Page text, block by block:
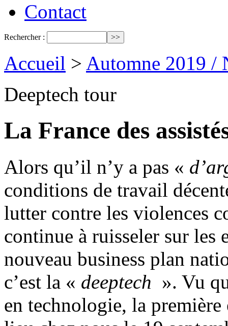
Contact
Rechercher :
Accueil > Automne 2019 /
Deeptech tour
La France des
Alors qu’il n’y a pas «
conditions de travail
lutter contre les violences
continue à ruisseler sur les
nouveau business plan
c’est la « deeptech ». Vu
en technologie, la